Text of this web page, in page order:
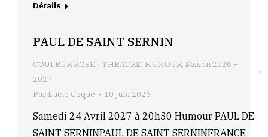
Détails
PAUL DE SAINT SERNIN
COULEUR ROSE - THEATRE, HUMOUR, Saison 2026 –
2027
Par Lucie Coqué 10 juin 2026
Samedi 24 Avril 2027 à 20h30 Humour PAUL DE
SAINT SERNINPAUL DE SAINT SERNINFRANCE